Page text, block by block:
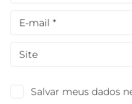
Salvar meus dados